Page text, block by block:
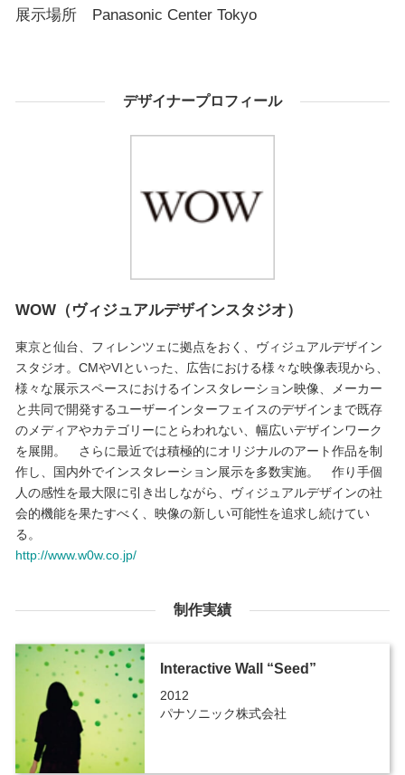
展示場所 Panasonic Center Tokyo
デザイナープロフィール
WOW（ヴィジュアルデザインスタジオ）
東京と仙台、フィレンツェに拠点をおく、ヴィジュアルデザイン
スタジオ。CMやVIといった、広告における様々な映像表現から、
様々な展示スペースにおけるインスタレーション映像、メーカー
と共同で開発するユーザーインターフェイスのデザインまで既存
のメディアやカテゴリーにとらわれない、幅広いデザインワーク
を展開。 さらに最近では積極的にオリジナルのアート作品を制
作し、国内外でインスタレーション展示を多数実施。 作り手個
人の感性を最大限に引き出しながら、ヴィジュアルデザインの社
会的機能を果たすべく、映像の新しい可能性を追求し続けてい
る。
http://www.w0w.co.jp/
制作実績
Interactive Wall “Seed”
2012
パナソニック株式会社